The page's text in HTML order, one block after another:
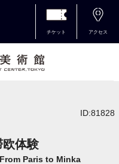
チケット アクセス
ID:81828
欧体験
Paris to Minka